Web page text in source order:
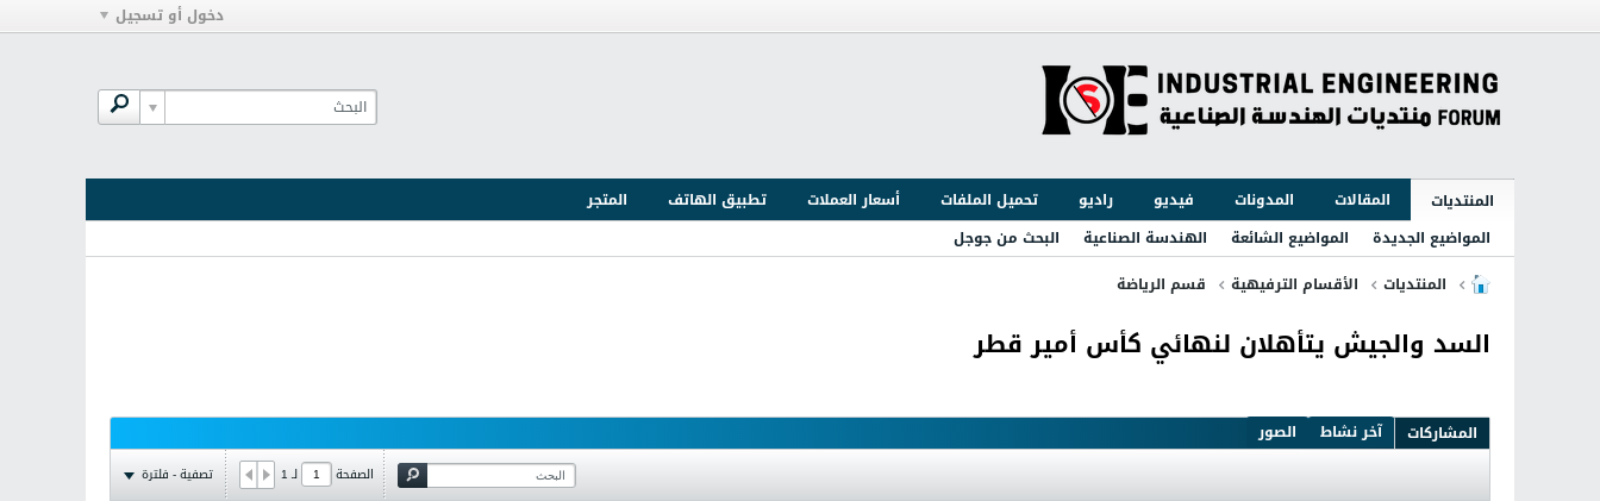
دخول أو تسجيل
المنتديات المقالات المدونات فيديو راديو تحميل الملفات أسعار العملات تطبيق الهاتف
المتجر
المواضيع الجديدة
المواضيع الشائعة الهندسة الصناعية
البحث من جوجل
المنتديات
الأقسام الترفيهية قسم الرياضة
السد والجيش يتأهلان لنهائي كأس أمير قطر
المشاركات آخر نشاط الصور
الصفحة لـ1 تصفية - فلترة